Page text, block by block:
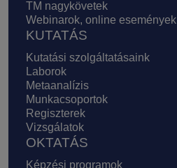
TM nagykövetek
Webinarok, online események
KUTATÁS
Kutatási szolgáltatásaink
Laborok
Metaanalízis
Munkacsoportok
Regiszterek
Vizsgálatok
OKTATÁS
Képzési programok